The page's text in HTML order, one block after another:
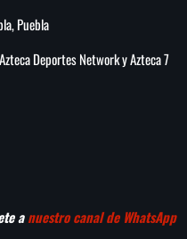
Puebla
Deportes Network y Azteca 7
anuestro canal de WhatsApp